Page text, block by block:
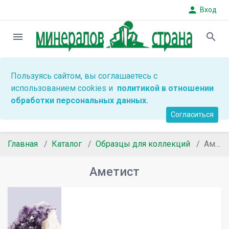
person Вход
menu search
Пользуясь сайтом, вы соглашаетесь с
использованием cookies и политикой в отношении
обработки персональных данных.
Согласиться
Главная Каталог Образцы для коллекций Аметист
Аметист